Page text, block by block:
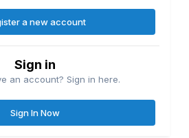
a new account
Sign in
an account? Sign in here.
Sign In Now